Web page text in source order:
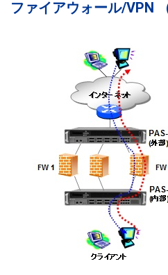
ファイアウォール/VPN